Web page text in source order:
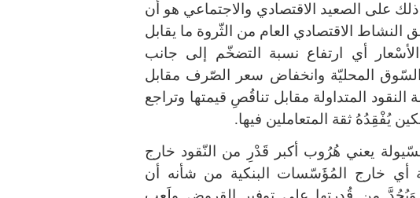
على الصعيد الاقتصادي والاجتماعي هو أن
النشاط الاقتصادي العام من الثّروة ما يقابل
أي ارتفاع نسبة التضخّم إلى جانب
السّوق المحليّة وانخفاض سعر الصّرف مقابل
المتداولة مقابل تناقُصِ قيمتها وتراجع
يُفْقِدُهُ ثقة المتعاملين فيها.
يعني هُرُوب أكبر قَدْرِ من النّقود خارج
أي خارج المُؤَسّسات البنكية من شأنه أن